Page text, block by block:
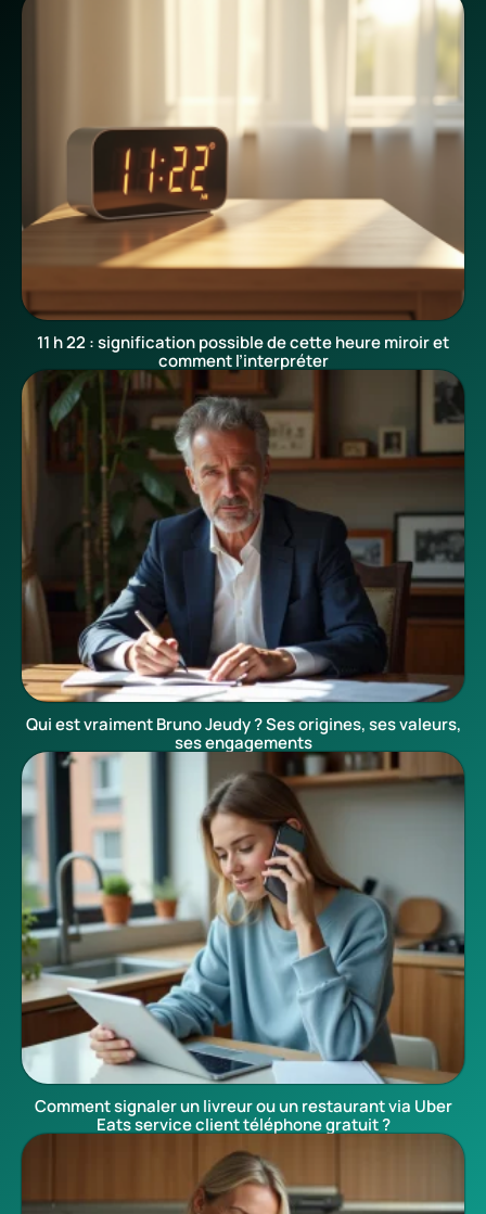
11 h 22 : signification possible de cette heure miroir et
comment l’interpréter
Qui est vraiment Bruno Jeudy ? Ses origines, ses valeurs,
ses engagements
Comment signaler un livreur ou un restaurant via Uber
Eats service client téléphone gratuit ?